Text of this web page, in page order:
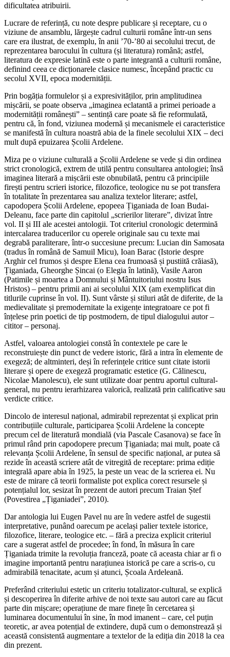
dificultatea atribuirii.
Lucrare de referință, cu note despre publicare și receptare, cu o
viziune de ansamblu, lărgește cadrul culturii române într-un sens
care era ilustrat, de exemplu, în anii ’70-’80 ai secolului trecut, de
reprezentarea barocului în cultura (și literatura) română; astfel,
literatura de expresie latină este o parte integrantă a culturii române,
definind ceea ce dicționarele clasice numesc, începând practic cu
secolul XVII, epoca modernității.
Prin bogăția formulelor și a expresivităților, prin amplitudinea
mișcării, se poate observa „imaginea eclatantă a primei perioade a
modernității românești” – sentință care poate să fie reformulată,
pentru că, în fond, viziunea modernă și mecanismele ei caracteristice
se manifestă în cultura noastră abia de la finele secolului XIX – deci
mult după epuizarea Școlii Ardelene.
Miza pe o viziune culturală a Școlii Ardelene se vede și din ordinea
strict cronologică, extrem de utilă pentru consultarea antologiei; însă
imaginea literară a mișcării este obnubilată, pentru că principiile
firești pentru scrieri istorice, filozofice, teologice nu se pot transfera
în totalitate în prezentarea sau analiza textelor literare; astfel,
capodopera Școlii Ardelene, epopeea Țiganiada de Ioan Budai-
Deleanu, face parte din capitolul „scrierilor literare”, divizat între
vol. II și III ale acestei antologii. Tot criteriul cronologic determină
intercalarea traducerilor cu operele originale sau cu texte mai
degrabă paraliterare, într-o succesiune precum: Lucian din Samosata
(tradus în română de Samuil Micu), Ioan Barac (Istorie despre
Arghir cel frumos și despre Elena cea frumoasă și pustiită crăiasă),
Țiganiada, Gheorghe Șincai (o Elegia în latină), Vasile Aaron
(Patimile și moartea a Domnului și Mântuitoriului nostru Isus
Hristos) – pentru primii ani ai secolului XIX (am exemplificat din
titlurile cuprinse în vol. II). Sunt vârste și stiluri atât de diferite, de la
medievalitate și premodernitate la exigențe integratoare ce pot fi
înțelese prin poetici de tip postmodern, de tipul dialogului autor –
cititor – personaj.
Astfel, valoarea antologiei constă în contextele pe care le
reconstruiește din punct de vedere istoric, fără a intra în elemente de
exegeză; de altminteri, deși în referințele critice sunt citate istorii
literare și opere de exegeză programatic estetice (G. Călinescu,
Nicolae Manolescu), ele sunt utilizate doar pentru aportul cultural-
general, nu pentru ierarhizarea valorică, realizată prin calificative sau
verdicte critice.
Dincolo de interesul național, admirabil reprezentat și explicat prin
contribuțiile culturale, participarea Școlii Ardelene la concepte
precum cel de literatură mondială (via Pascale Casanova) se face în
primul rând prin capodopere precum Țiganiada; mai mult, poate că
relevanța Școlii Ardelene, în sensul de specific național, ar putea să
rezide în această scriere atât de vitregită de receptare: prima ediție
integrală apare abia în 1925, la peste un veac de la scrierea ei. Nu
este de mirare că teorii formaliste pot explica corect resursele și
potențialul lor, sesizat în prezent de autori precum Traian Ștef
(Povestirea „Țiganiadei”, 2010).
Dar antologia lui Eugen Pavel nu are în vedere astfel de sugestii
interpretative, punând oarecum pe același palier textele istorice,
filozofice, literare, teologice etc. – fără a preciza explicit criteriul
care a sugerat astfel de procedee; în fond, în măsura în care
Țiganiada trimite la revoluția franceză, poate că aceasta chiar ar fi o
imagine importantă pentru narațiunea istorică pe care a scris-o, cu
admirabilă tenacitate, acum și atunci, Școala Ardeleană.
Preferând criteriului estetic un criteriu totalizator-cultural, se explică
și descoperirea în diferite arhive de noi texte sau autori care au făcut
parte din mișcare; operațiune de mare finețe în cercetarea și
luminarea documentului în sine, în mod imanent – care, cel puțin
teoretic, ar avea potențial de extindere, după cum o demonstrează și
această consistentă augmentare a textelor de la ediția din 2018 la cea
din prezent.